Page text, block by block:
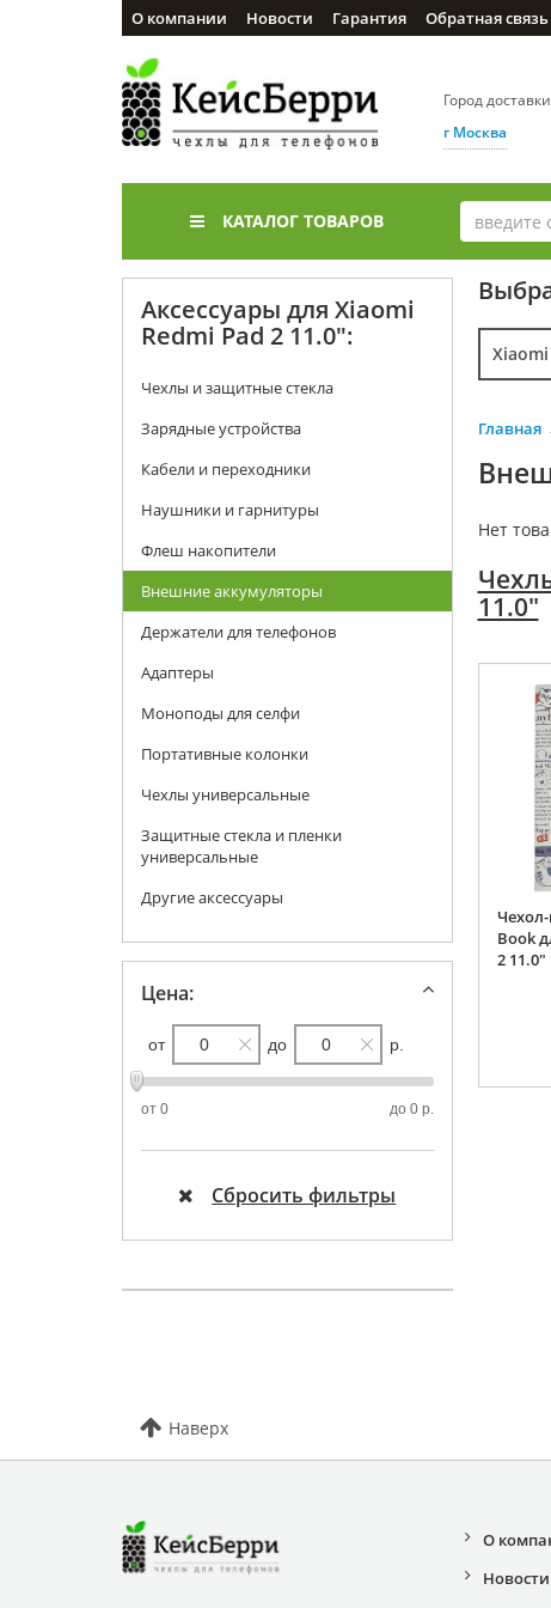
О компании Новости Гарантия Обратная связь
Город доставки
г Москва
КАТАЛОГ ТОВАРОВ
Аксессуары для Xiaomi
Redmi Pad 2 11.0":
Чехлы и защитные стекла
Зарядные устройства
Кабели и переходники
Наушники и гарнитуры
Флеш накопители
Внешние аккумуляторы
Держатели для телефонов
Адаптеры
Моноподы для селфи
Портативные колонки
Чехлы универсальные
Защитные стекла и пленки
универсальные
Другие аксессуары
Цена:
от до р.
от 0 до 0 р.
Сбросить фильтры
Xiaomi
Главная
Нет
11.0"
Book
2
Наверх
О
Новости